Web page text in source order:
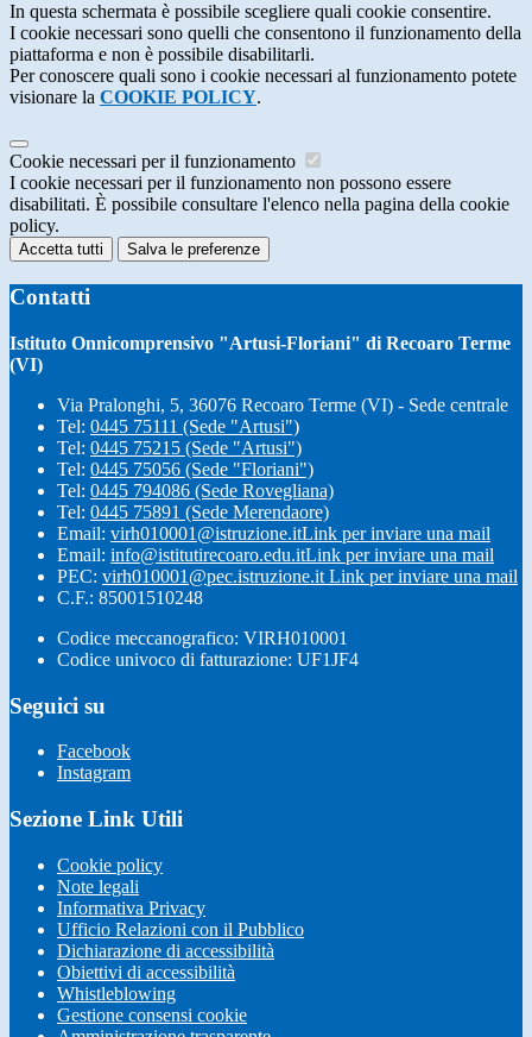
In questa schermata è possibile scegliere quali cookie consentire.
I cookie necessari sono quelli che consentono il funzionamento della
piattaforma e non è possibile disabilitarli.
Per conoscere quali sono i cookie necessari al funzionamento potete
visionare la COOKIE POLICY.
Cookie necessari per il funzionamento
I cookie necessari per il funzionamento non possono essere
disabilitati. È possibile consultare l'elenco nella pagina della cookie
policy.
Accetta tutti Salva le preferenze
Contatti
Istituto Onnicomprensivo "Artusi-Floriani" di Recoaro Terme
(VI)
Via Pralonghi, 5, 36076 Recoaro Terme (VI) - Sede centrale
Tel: 0445 75111 (Sede "Artusi")
Tel: 0445 75215 (Sede "Artusi")
Tel: 0445 75056 (Sede "Floriani")
Tel: 0445 794086 (Sede Rovegliana)
Tel: 0445 75891 (Sede Merendaore)
Email: virh010001@istruzione.itLink per inviare una mail
Email: info@istitutirecoaro.edu.itLink per inviare una mail
PEC: virh010001@pec.istruzione.it Link per inviare una mail
C.F.: 85001510248
Codice meccanografico: VIRH010001
Codice univoco di fatturazione: UF1JF4
Seguici su
Facebook
Instagram
Sezione Link Utili
Cookie policy
Note legali
Informativa Privacy
Ufficio Relazioni con il Pubblico
Dichiarazione di accessibilità
Obiettivi di accessibilità
Whistleblowing
Gestione consensi cookie